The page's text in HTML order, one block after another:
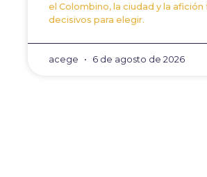
el Colombino, la ciudad y la afición
decisivos para elegir.
acege 6 de agosto de 2026